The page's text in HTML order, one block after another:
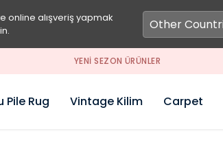
online alışveriş yapmak
YENI SEZON ÜRÜNLER
Pile Rug Vintage Kilim Carpet